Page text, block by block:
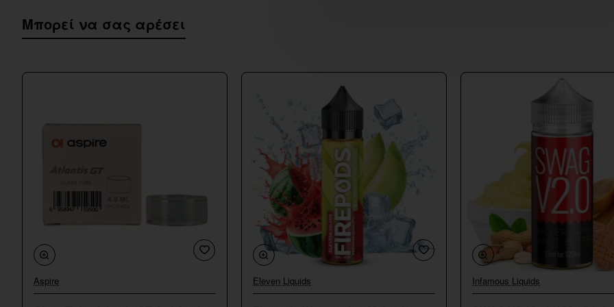
Μπορεί να σας αρέσει
Aspire Eleven Liquids Infamous Liquids